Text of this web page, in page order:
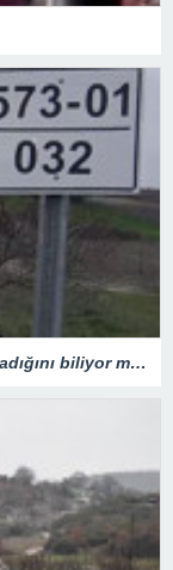
Yol kenarındaki beyaz levhanın ne işe yaradığını biliyor muydunuz?